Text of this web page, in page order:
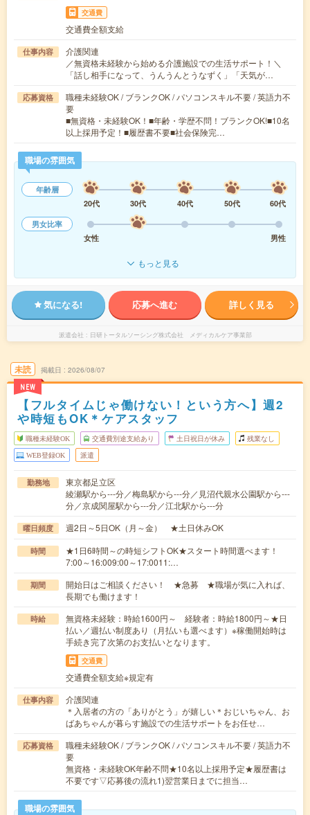
交通費
交通費全額支給
仕事内容
介護関連
／無資格未経験から始める介護施設での生活サポート！＼
「話し相手になって、うんうんとうなずく」「天気が…
応募資格
職種未経験OK / ブランクOK / パソコンスキル不要 / 英語力不
要
■無資格・未経験OK！■年齢・学歴不問！ブランクOK!■10名
以上採用予定！■履歴書不要■社会保険完…
職場の雰囲気
年齢層
20代
30代 40代 50代
60代
男女比率
女性
男性
もっと見る
気になる! 応募へ進む 詳しく見る
派遣会社 日研トータルソーシング株式会社 メディカルケア事業部
未読
NEW
掲載日 2026/08/07
【フルタイムじゃ働けない！という方へ】週2
や時短もOK＊ケアスタッフ
職種未経験OK 交通費別途支給あり 土日祝日が休み 残業なし
WEB登録OK 派遣
勤務地
東京都足立区
綾瀬駅から---分／梅島駅から---分／見沼代親水公園駅から---
分／京成関屋駅から---分／江北駅から---分
曜日頻度 週2日～5日OK（月～金） ★土日休みOK
時間
★1日6時間～の時短シフトOK★スタート時間選べます！
7:00～16:009:00～17:0011:…
期間
開始日はご相談ください！ ★急募 ★職場が気に入れば、
長期でも働けます！
時給
無資格未経験：時給1600円～ 経験者：時給1800円～★日
払い／週払い制度あり（月払いも選べます）※稼働開始時は
手続き完了次第のお支払いとなります。
交通費
交通費全額支給※規定有
仕事内容
介護関連
＊入居者の方の「ありがとう」が嬉しい＊おじいちゃん、お
ばあちゃんが暮らす施設での生活サポートをお任せ…
応募資格
職種未経験OK / ブランクOK / パソコンスキル不要 / 英語力不
要
無資格・未経験OK年齢不問★10名以上採用予定★履歴書は
不要です▽応募後の流れ1)翌営業日までに担当…
職場の雰囲気